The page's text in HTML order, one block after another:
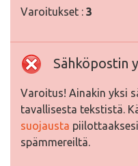
Varoitukset : 3
Sähköpostin
Varoitus! Ainakin yksi
tavallisesta tekstistä.
suojausta
spämmereiltä.